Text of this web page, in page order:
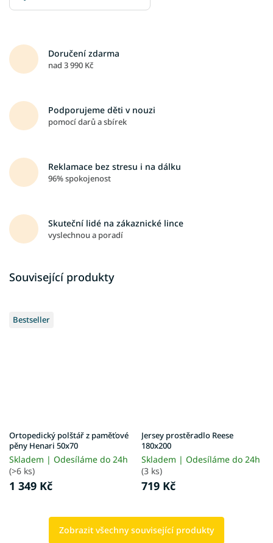
Doručení zdarma
nad 3 990 Kč
Podporujeme děti v nouzi
pomocí darů a sbírek
Reklamace bez stresu i na dálku
96% spokojenost
Skuteční lidé na zákaznické lince
vyslechnou a poradí
Související produkty
Bestseller
Ortopedický polštář z paměťové
pěny Henari 50x70
Skladem | Odesíláme do 24h
(>6 ks)
1 349 Kč
Jersey prostěradlo Reese
180x200
Skladem | Odesíláme do 24h
(3 ks)
719 Kč
Zobrazit všechny související produkty